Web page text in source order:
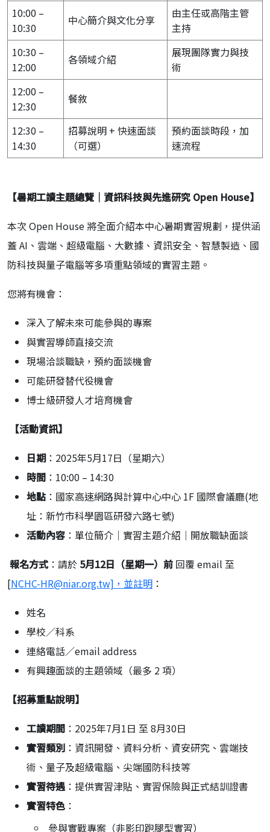
10:00 –
10:30
中心簡介與文化分享
由主任或高階主管
主持
10:30 –
12:00
各領域介紹
展現團隊實力與技
術
12:00 –
12:30
餐敘
12:30 –
14:30
招募說明 + 快速面談
（可選）
預約面談時段，加
速流程
【暑期工讀主題總覽｜資訊科技與先進研究 Open House】
本次 Open House 將全面介紹本中心暑期實習規劃，提供涵
蓋 AI、雲端、超級電腦、大數據、資訊安全、智慧製造、國
防科技與量子電腦等多項重點領域的實習主題。
您將有機會：
深入了解未來可能參與的專案
與實習導師直接交流
現場洽談職缺，預約面談機會
可能研發替代役機會
博士級研發人才培育機會
【活動資訊】
日期：2025年5月17日（星期六）
時間 ：10:00 – 14:30
地點 ：國家高速網路與計算中心中心 1F 國際會議廳(地
址：新竹市科學園區研發六路七號)
活動內容 ：單位簡介｜實習主題介紹｜開放職缺面談
報名方式：請於 5月12日（星期一）前 回覆 email 至
[NCHC-HR@niar.org.tw]，並註明 ：
姓名
學校／科系
連絡電話／email address
有興趣面談的主題領域（最多 2 項）
【招募重點說明】
工讀期間 ：2025年7月1日 至 8月30日
實習類別 ：資訊開發、資料分析、資安研究、雲端技
術、量子及超級電腦、尖端國防科技等
實習待遇 ：提供實習津貼、實習保險與正式結訓證書
實習特色 ：
參與實戰專案（非影印跑腿型實習）